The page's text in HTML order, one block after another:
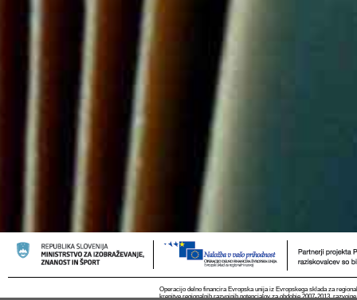
Operacijo delno financira Evropska unija iz Evropskega sklada za
krepitve regionalnih razvojnih potencialov za obdobje 2007-2013,